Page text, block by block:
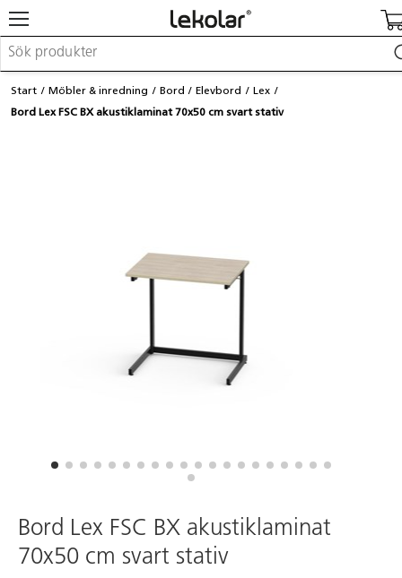
Möbler & inredning
Lekplatsutrustning & utemiljö
Start Möbler & inredning Bord Elevbord
Lex
Bord Lex FSC BX akustiklaminat 70x50 cm svart stativ
Bord Lex FSC BX akustiklaminat
70x50 cm svart stativ